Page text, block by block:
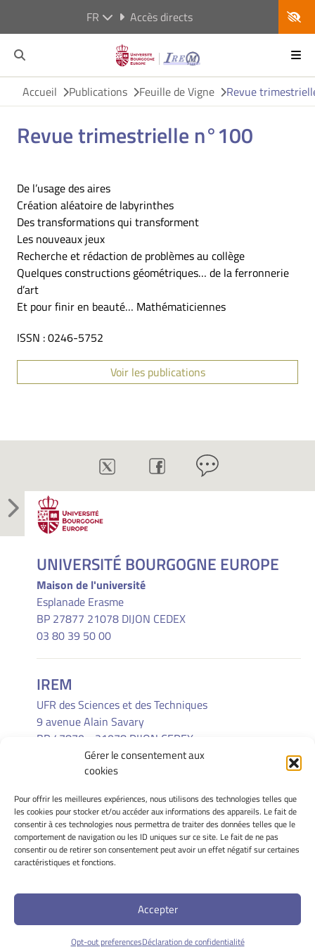
Gérer le consentement aux
cookies
Pour offrir les meilleures expériences, nous utilisons des technologies telles que
les cookies pour stocker et/ou accéder aux informations des appareils. Le fait de
consentir à ces technologies nous permettra de traiter des données telles que le
comportement de navigation ou les ID uniques sur ce site. Le fait de ne pas
consentir ou de retirer son consentement peut avoir un effet négatif sur certaines
caractéristiques et fonctions.
Accepter
Opt-out preferencesDéclaration de confidentialité
FR Accès directs
Accueil Publications Feuille de Vigne Revue
Revue trimestrielle n°100
De l’usage des aires
Création aléatoire de labyrinthes
Des transformations qui transforment
Les nouveaux jeux
Recherche et rédaction de problèmes au collège
Quelques constructions géométriques… de la ferronnerie
d’art
Et pour finir en beauté… Mathématiciennes
ISSN : 0246-5752
Voir les publications
UNIVERSITÉ BOURGOGNE EUROPE
Maison de l'université
Esplanade Erasme
BP 27877 21078 DIJON CEDEX
03 80 39 50 00
IREM
UFR des Sciences et des Techniques
9 avenue Alain Savary
BP 47870 - 21078 DIJON CEDEX
(33) 03 80 39 52 30
INFORMATIONS LÉGALES
Mentions Légales
Gérer mes cookies
Politique de cookies
Avertissement
Site Officiel - IREM - Université de Bourgogne @ 2026